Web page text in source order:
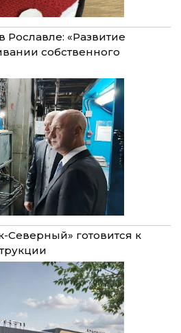
Рославле: «Развитие
собственного
Северный» готовится к